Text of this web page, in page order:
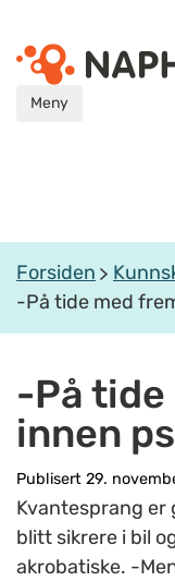
Meny
Forsiden
-På tide med
-På
innen
Publisert 29.
Kvantesprang er
blitt sikrere i bil
akrobatiske. -